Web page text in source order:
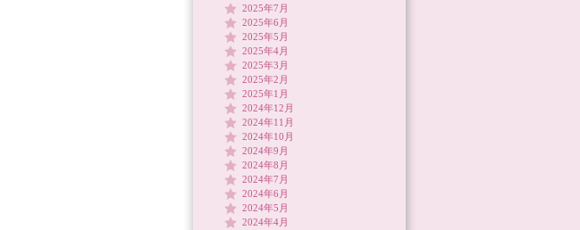
2025年7月
2025年6月
2025年5月
2025年4月
2025年3月
2025年2月
2025年1月
2024年12月
2024年11月
2024年10月
2024年9月
2024年8月
2024年7月
2024年6月
2024年5月
2024年4月